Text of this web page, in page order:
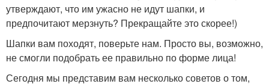
утверждают, что им ужасно не идут шапки, и
предпочитают мерзнуть? Прекращайте это скорее!)
Шапки вам походят, поверьте нам. Просто вы, возможно,
не смогли подобрать ее правильно по форме лица!
Сегодня мы представим вам несколько советов о том,